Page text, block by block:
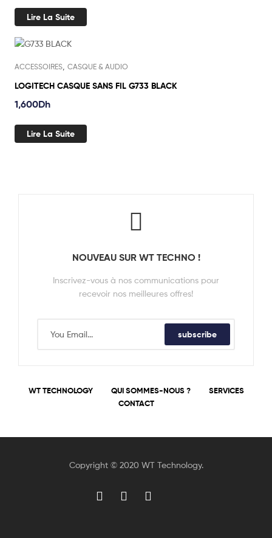
Lire La Suite
ACCESSOIRES CASQUE & AUDIO
LOGITECH CASQUE SANS FIL G733 BLACK
1,600Dh
Lire La Suite
NOUVEAU SUR WT TECHNO !
Inscrivez-vous à nos communications pour
recevoir nos meilleures offres!
subscribe
WT TECHNOLOGY QUI SOMMES-NOUS ?
SERVICES
CONTACT
Copyright © 2020 WT Technology.